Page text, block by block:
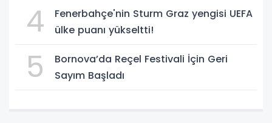
4
Fenerbahçe'nin Sturm Graz yengisi UEFA
ülke puanı yükseltti!
5
Bornova’da Reçel Festivali İçin Geri
Sayım Başladı